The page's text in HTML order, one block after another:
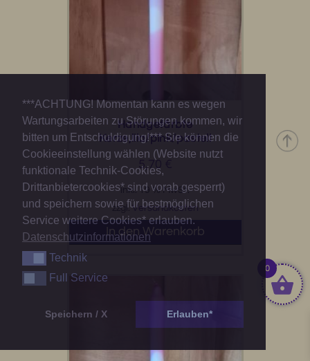
Handgefärbte
Kerze,lila/pink/pastell
5,70
inkl. 19 % MwSt.
zzgl.Versandkosten
In den Warenkorb
0
***ACHTUNG! Momentan kann es wegen
Wartungsarbeiten zu Störungen kommen, wir
bitten um Entschuldigung!*** Sie können die
Cookieeinstellung wählen (Website nutzt
funktionale Technik-Cookies,
Drittanbietercookies* sind vorab gesperrt)
und speichern sowie für bestmöglichen
Service weitere Cookies* erlauben.
Datenschutzinformationen
TechnikTechnik
Full ServiceFull Service
Speichern / X Erlauben*